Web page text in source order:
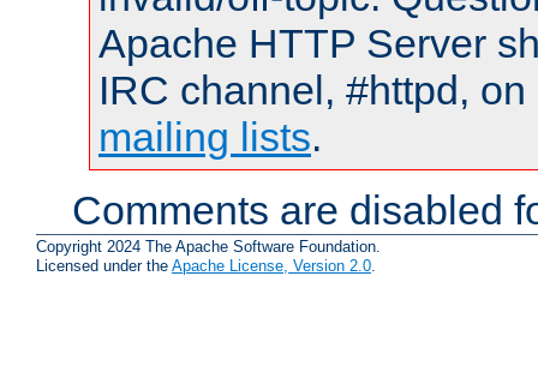
Apache HTTP Server
IRC channel, #httpd,
mailing lists.
Comments are disabled
Copyright 2024 The Apache Software Foundation.
Licensed under the Apache License, Version 2.0.